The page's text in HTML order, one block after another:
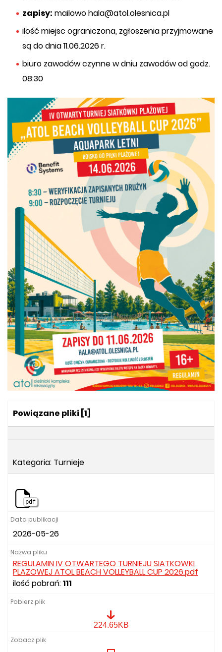
zapisy: mailowo hala@atol.olesnica.pl
ilość miejsc ograniczona, zgłoszenia przyjmowane
są do dnia 11.06.2026 r.
biuro zawodów czynne w dniu zawodów od godz.
08:30
Kategoria:
Powiązane pliki [1]
Kategoria: Turnieje
pdf
2026-05-26
REGULAMIN IV OTWARTEGO TURNIEJU SIATKOWKI
PLAZOWEJ ATOL BEACH VOLLEYBALL CUP 2026.pdf
ilość pobrań:111
OTWARTEGO
224.65KB